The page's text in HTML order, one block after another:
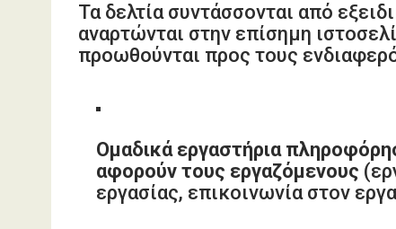
Τα δελτία συντάσσονται από
αναρτώνται στην επίσημη
προωθούνται προς τους
Ομαδικά εργαστήρια
αφορούν τους εργαζόμενους
εργασίας, επικοινωνία στον